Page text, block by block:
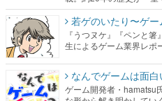
若ゲのいたり〜ゲ
『うつヌケ』『ペンと
生によるゲーム業界レポ
なんでゲームは面白
ゲーム開発者・hamatsu